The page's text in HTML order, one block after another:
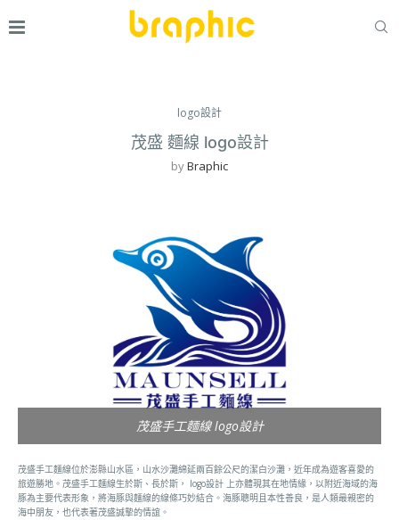
logo設計
茂盛 麵線 logo設計
byBraphic
茂盛手工麵線 logo設計
茂盛手工麵線位於澎縣山水區，山水沙灘綿延兩百餘公尺的潔白沙灘，近年成為遊客喜愛的
旅遊勝地。茂盛手工麵線生於斯、長於斯， logo設計 上亦體現其在地情緣，以附近海域的海
豚為主要代表形象，將海豚與麵線的線條巧妙結合。海豚聰明且本性善良，是人類最親密的
海中朋友，也代表著茂盛誠摯的情誼。